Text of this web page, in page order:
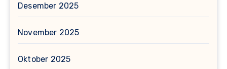
Desember 2025
November 2025
Oktober 2025